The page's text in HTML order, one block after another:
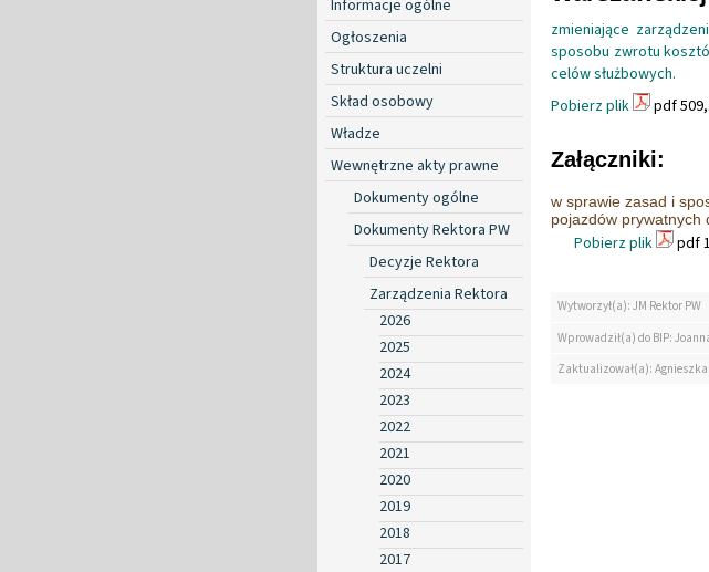
Informacje ogólne
Ogłoszenia
Struktura uczelni
Skład osobowy
Władze
Wewnętrzne akty prawne
Dokumenty ogólne
Dokumenty Rektora PW
Decyzje Rektora
Zarządzenia Rektora
2026
2025
2024
2023
2022
2021
2020
2019
2018
2017
zmieniające
sposobu zwrotu
celów służbowych.
Pobierz plik
pdf
Załączniki:
w sprawie zasad i
pojazdów prywatnych
Pobierz plik pdf
Wytworzył(a): JM Rektor PW
Wprowadził(a) do BIP:
Zaktualizował(a): Agnieszka